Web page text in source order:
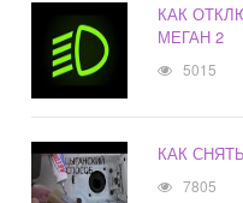
КАК
МЕГАН 2
5015
КАК
7805